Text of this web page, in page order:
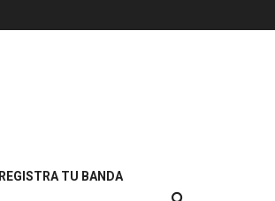
REGISTRA TU BANDA